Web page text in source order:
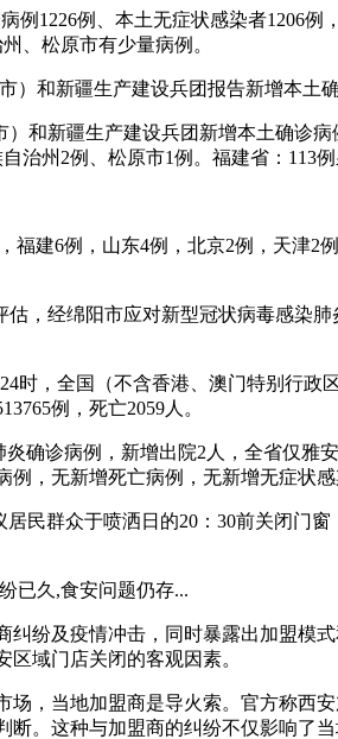
例1226例、本土无症状感染者1206
、松原市有少量病例。
）和新疆生产建设兵团报告新增本土
和新疆生产建设兵团新增本土确诊
治州2例、松原市1例。福建省：113
福建6例，山东4例，北京2例，天津
，经绵阳市应对新型冠状病毒感染
时，全国（不含香港、澳门特别行
例，死亡2059人。
炎确诊病例，新增出院2人，全省仅
，无新增死亡病例，无新增无症状感
民群众于喷洒日的20：30前关闭门
已久,食安问题仍存...
纷及疫情冲击，同时暴露出加盟模
域门店关闭的客观因素。
，当地加盟商是导火索。官方称西
。这种与加盟商的纠纷不仅影响了